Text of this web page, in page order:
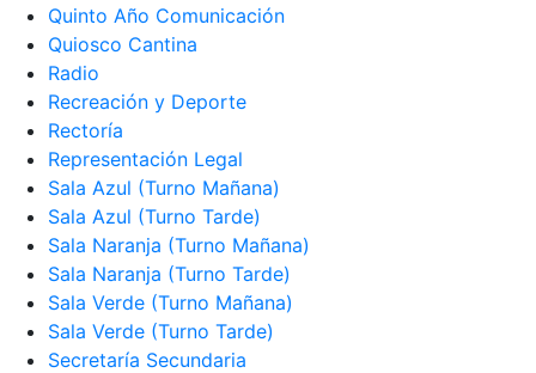
Quinto Año Comunicación
Quiosco Cantina
Radio
Recreación y Deporte
Rectoría
Representación Legal
Sala Azul (Turno Mañana)
Sala Azul (Turno Tarde)
Sala Naranja (Turno Mañana)
Sala Naranja (Turno Tarde)
Sala Verde (Turno Mañana)
Sala Verde (Turno Tarde)
Secretaría Secundaria